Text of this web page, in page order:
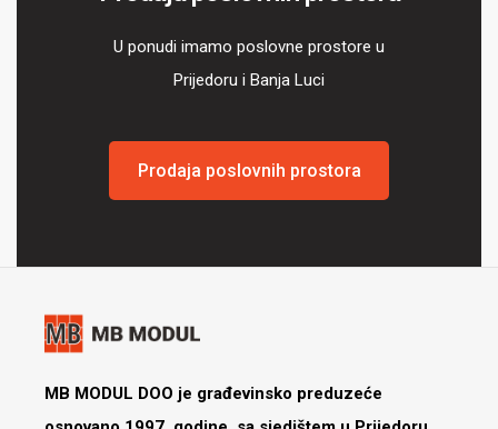
U ponudi imamo poslovne prostore u
Prijedoru i Banja Luci
Prodaja poslovnih prostora
MB MODUL DOO je građevinsko preduzeće